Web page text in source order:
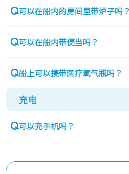
可以携带您准备的加湿器。
可以在船内的房间里带炉子吗？
禁止携带可燃物。
可以在船内带便当吗？
可以带入船内，但不能带入餐厅
船上可以携带医疗氧气瓶吗？
您可以在船上携带最多两瓶医
前联系预约中心。车内不能放
充电
可以充手机吗？